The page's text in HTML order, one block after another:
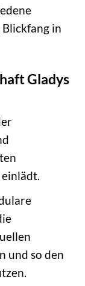
in
Gladys
und so den